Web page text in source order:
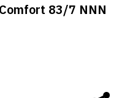
83/7 NNN